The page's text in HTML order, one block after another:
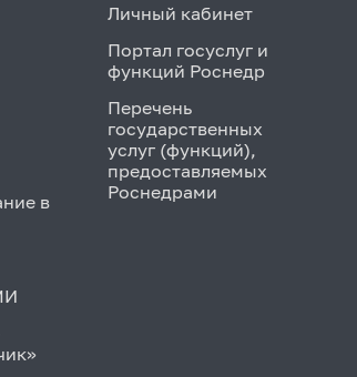
в
Личный кабинет
Портал госуслуг и
функций Роснедр
Перечень
государственных
услуг (функций),
предоставляемых
Роснедрами